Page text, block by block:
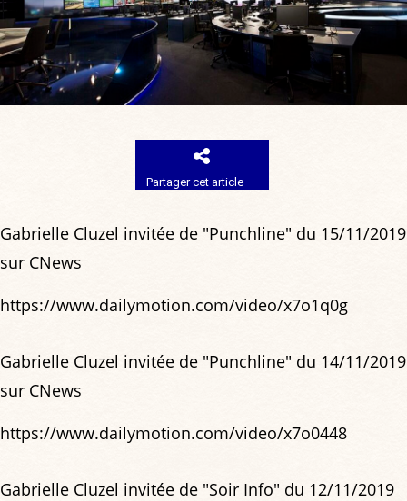
Partager cet article
Gabrielle Cluzel invitée de "Punchline" du 15/11/2019
sur CNews
https://www.dailymotion.com/video/x7o1q0g
Gabrielle Cluzel invitée de "Punchline" du 14/11/2019
sur CNews
https://www.dailymotion.com/video/x7o0448
Gabrielle Cluzel invitée de "Soir Info" du 12/11/2019